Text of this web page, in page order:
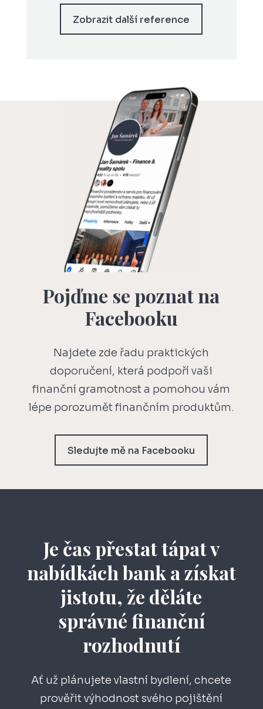
Zobrazit další reference
Pojďme se poznat na
Facebooku
Najdete zde řadu praktických
doporučení, která podpoří vaši
finanční gramotnost a pomohou vám
lépe porozumět finančním produktům.
Sledujte mě na Facebooku
Je čas přestat tápat v
nabídkách bank a získat
jistotu, že děláte
správné finanční
rozhodnutí
Ať už plánujete vlastní bydlení, chcete
prověřit výhodnost svého pojištění